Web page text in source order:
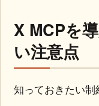
X MCPを
い注意点
知っておきたい制